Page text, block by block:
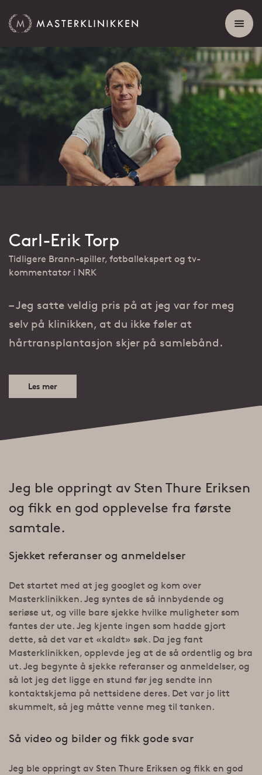
Carl-Erik Torp
Tidligere Brann-spiller, fotballekspert og tv-
kommentator i NRK
– Jeg satte veldig pris på at jeg var for meg
selv på klinikken, at du ikke føler at
hårtransplantasjon skjer på samlebånd.
Les mer
Jeg ble oppringt av Sten Thure Eriksen
og fikk en god opplevelse fra første
samtale.
Sjekket referanser og anmeldelser
Det startet med at jeg googlet og kom over
Masterklinikken. Jeg syntes de så innbydende og
seriøse ut, og ville bare sjekke hvilke muligheter som
fantes der ute. Jeg kjente ingen som hadde gjort
dette, så det var et «kaldt» søk. Da jeg fant
Masterklinikken, opplevde jeg at de så ordentlig og bra
ut. Jeg begynte å sjekke referanser og anmeldelser, og
så lot jeg det ligge en stund før jeg sendte inn
kontaktskjema på nettsidene deres. Det var jo litt
skummelt, så jeg måtte venne meg til tanken.
Så video og bilder og fikk gode svar
Jeg ble oppringt av Sten Thure Eriksen og fikk en god